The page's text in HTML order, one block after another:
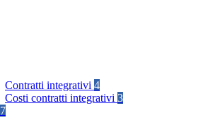
Contratti integrativi 4
Costi contratti integrativi 3
7